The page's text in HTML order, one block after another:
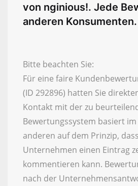
von nginious!. Jede
anderen Konsumenten.
Bitte beachten Sie:
Für eine faire
(ID 292896) hatten Sie
Kontakt mit der zu
Bewertungssystem basiert im
anderen auf dem Prinzip,
Unternehmen einen Eintrag
kommentieren kann.
nach der